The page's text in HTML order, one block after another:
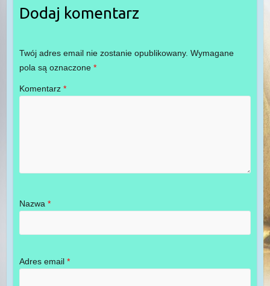
Dodaj komentarz
Twój adres email nie zostanie opublikowany. Wymagane
pola są oznaczone *
Komentarz *
Nazwa *
Adres email *